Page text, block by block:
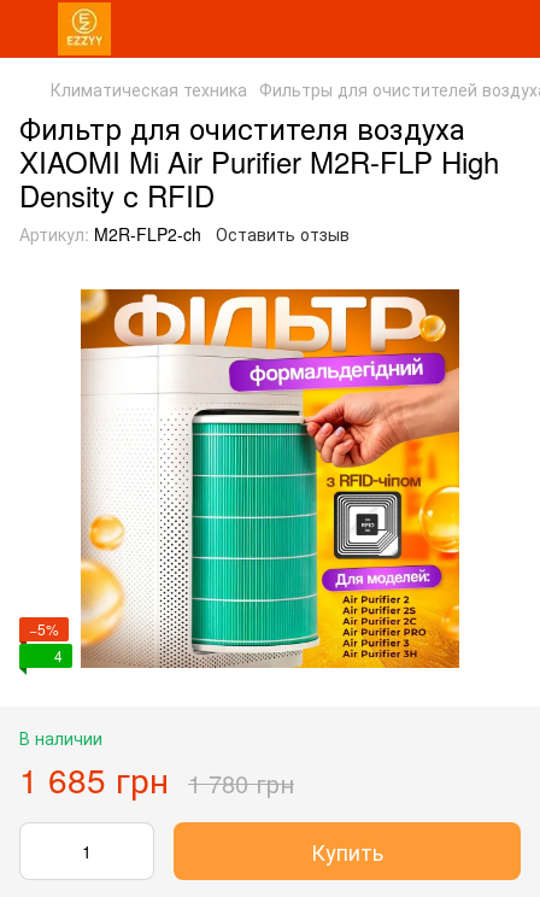
Климатическая техника Фильтры для очистителей
Фильтр для очистителя воздуха
XIAOMI Mi Air Purifier M2R-FLP High
Density с RFID
Артикул: M2R-FLP2-ch Оставить отзыв
−5%
4
В наличии
1 685 грн 1 780 грн
Купить